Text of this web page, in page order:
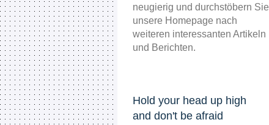
neugierig und durchstöbern Sie
unsere Homepage nach
weiteren interessanten Artikeln
und Berichten.
Hold your head up high
and don't be afraid